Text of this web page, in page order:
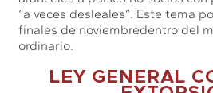
“a veces desleales”. Este tema
finales de noviembredentro del
ordinario.
LEY GENERAL